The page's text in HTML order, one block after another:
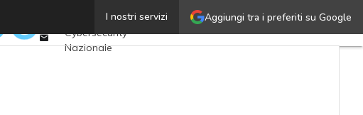
Aggiungi tra i preferiti su Google
I nostri servizi
Email
Ultimi articoli
Cybersecurity
Nazionale